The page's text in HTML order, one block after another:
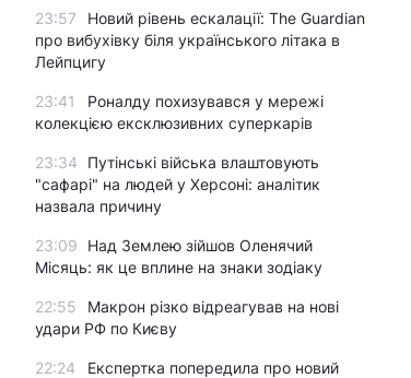
23:57
Новий рівень ескалації: The Guardian
про вибухівку біля українського літака в
Лейпцигу
23:41
Роналду похизувався у мережі
колекцією ексклюзивних суперкарів
23:34
Путінські війська влаштовують
"сафарі" на людей у Херсоні: аналітик
назвала причину
23:09
Над Землею зійшов Оленячий
Місяць: як це вплине на знаки зодіаку
22:55
Макрон різко відреагував на нові
удари РФ по Києву
22:24
Експертка попередила про новий